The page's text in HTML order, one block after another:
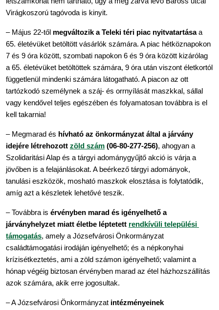
Virágkoszorú tagóvoda is kinyit.
– Május 22-től megváltozik a Teleki téri piac nyitvatartása a
65. életévüket betöltött vásárlók számára. A piac hétköznapokon
7 és 9 óra között, szombati napokon 6 és 9 óra között kizárólag
a 65. életévüket betöltöttek számára, 9 óra után viszont életkortól
függetlenül mindenki számára látogatható. A piacon az ott
tartózkodó személynek a száj- és orrnyílását maszkkal, sállal
vagy kendővel teljes egészében és folyamatosan továbbra is el
kell takarnia!
– Megmarad és hívható az önkormányzat által a járvány
idejére létrehozott zöld szám (06-80-277-256), ahogyan a
Szolidaritási Alap és a tárgyi adománygyűjtő akció is várja a
jövőben is a felajánlásokat. A beérkező tárgyi adományok,
tanulási eszközök, mosható maszkok elosztása is folytatódik,
amíg azt a készletek lehetővé teszik.
– Továbbra is érvényben marad és igényelhető a
járványhelyzet miatt életbe léptetett rendkívüli települési
támogatás, amely a Józsefvárosi Önkormányzat
családtámogatási irodáján igényelhető; és a népkonyhai
krízisétkeztetés, ami a zöld számon igényelhető; valamint a
hónap végéig biztosan érvényben marad az étel házhozszállítás
azok számára, akik erre jogosultak.
– A Józsefvárosi Önkormányzat intézményeinek